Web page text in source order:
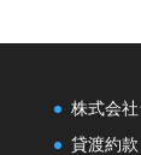
株式会
貸渡約款